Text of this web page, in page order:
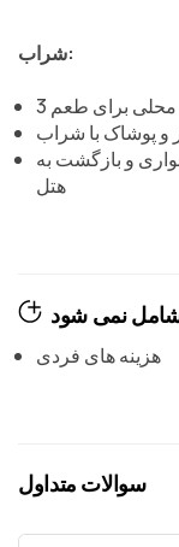
شراب:
محلی برای طعم
و پوشاک با شراب
و بازگشت به
هتل
نمی شود
هزینه های فردی
سوالات متداول